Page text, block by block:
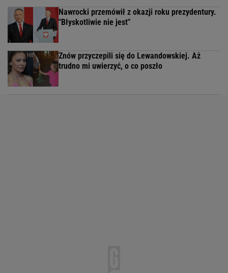
Nawrocki przemówił z okazji roku prezydentury.
"Błyskotliwie nie jest"
Znów przyczepili się do Lewandowskiej. Aż
trudno mi uwierzyć, o co poszło